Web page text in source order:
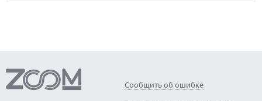
Сообщить об ошибке